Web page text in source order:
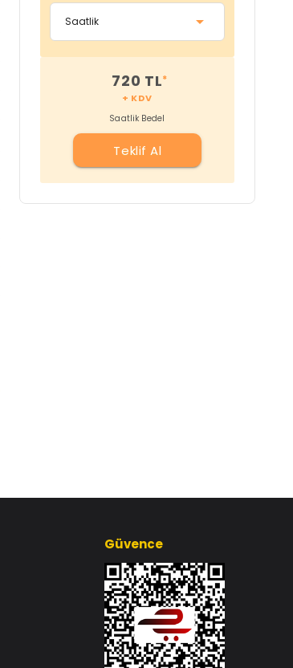
720 TL*
+ KDV
Saatlik Bedel
Teklif Al
Güvence